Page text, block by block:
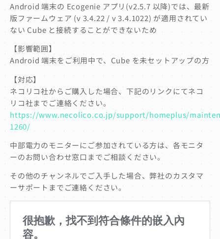
Android 端末の Ecogenie アプリ(v2.5.7 以降)では、最新
版ファームウェア (v 3.4.22 / v 3.4.1022) が適用されてい
ない Cube と接続することができないため
【影響範囲】
Android 端末をご利用中で、Cube を未セットアップの方
【対応】
ネコリコ社からご購入した場合、下記のリンクにてネコ
リコ社までご連絡ください。
https://www.necolico.co.jp/support/homeplus/
1260/
中部電力のモニターにご参加されている方は、各モニタ
ーのお問い合わせ窓口までご相談ください。
その他のチャンネルでご入手した場合、弊社のカスタマ
ーサポートまでご連絡ください。